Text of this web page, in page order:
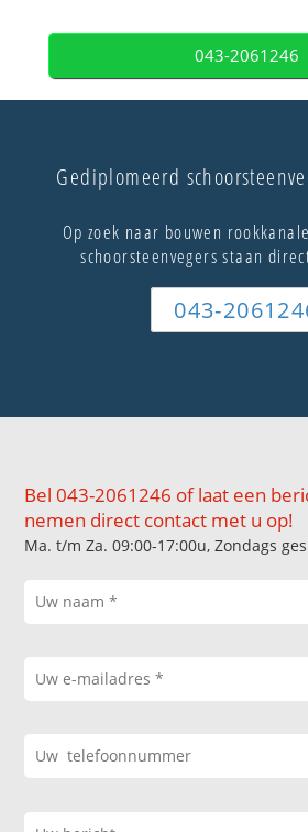
043-2061246
Gediplomeerd
Op zoek naar bouwen
schoorsteenvegers staan
043-
Bel 043-2061246 of laat een
nemen direct contact met u op!
Ma. t/m Za. 09:00-17:00u, Zondags